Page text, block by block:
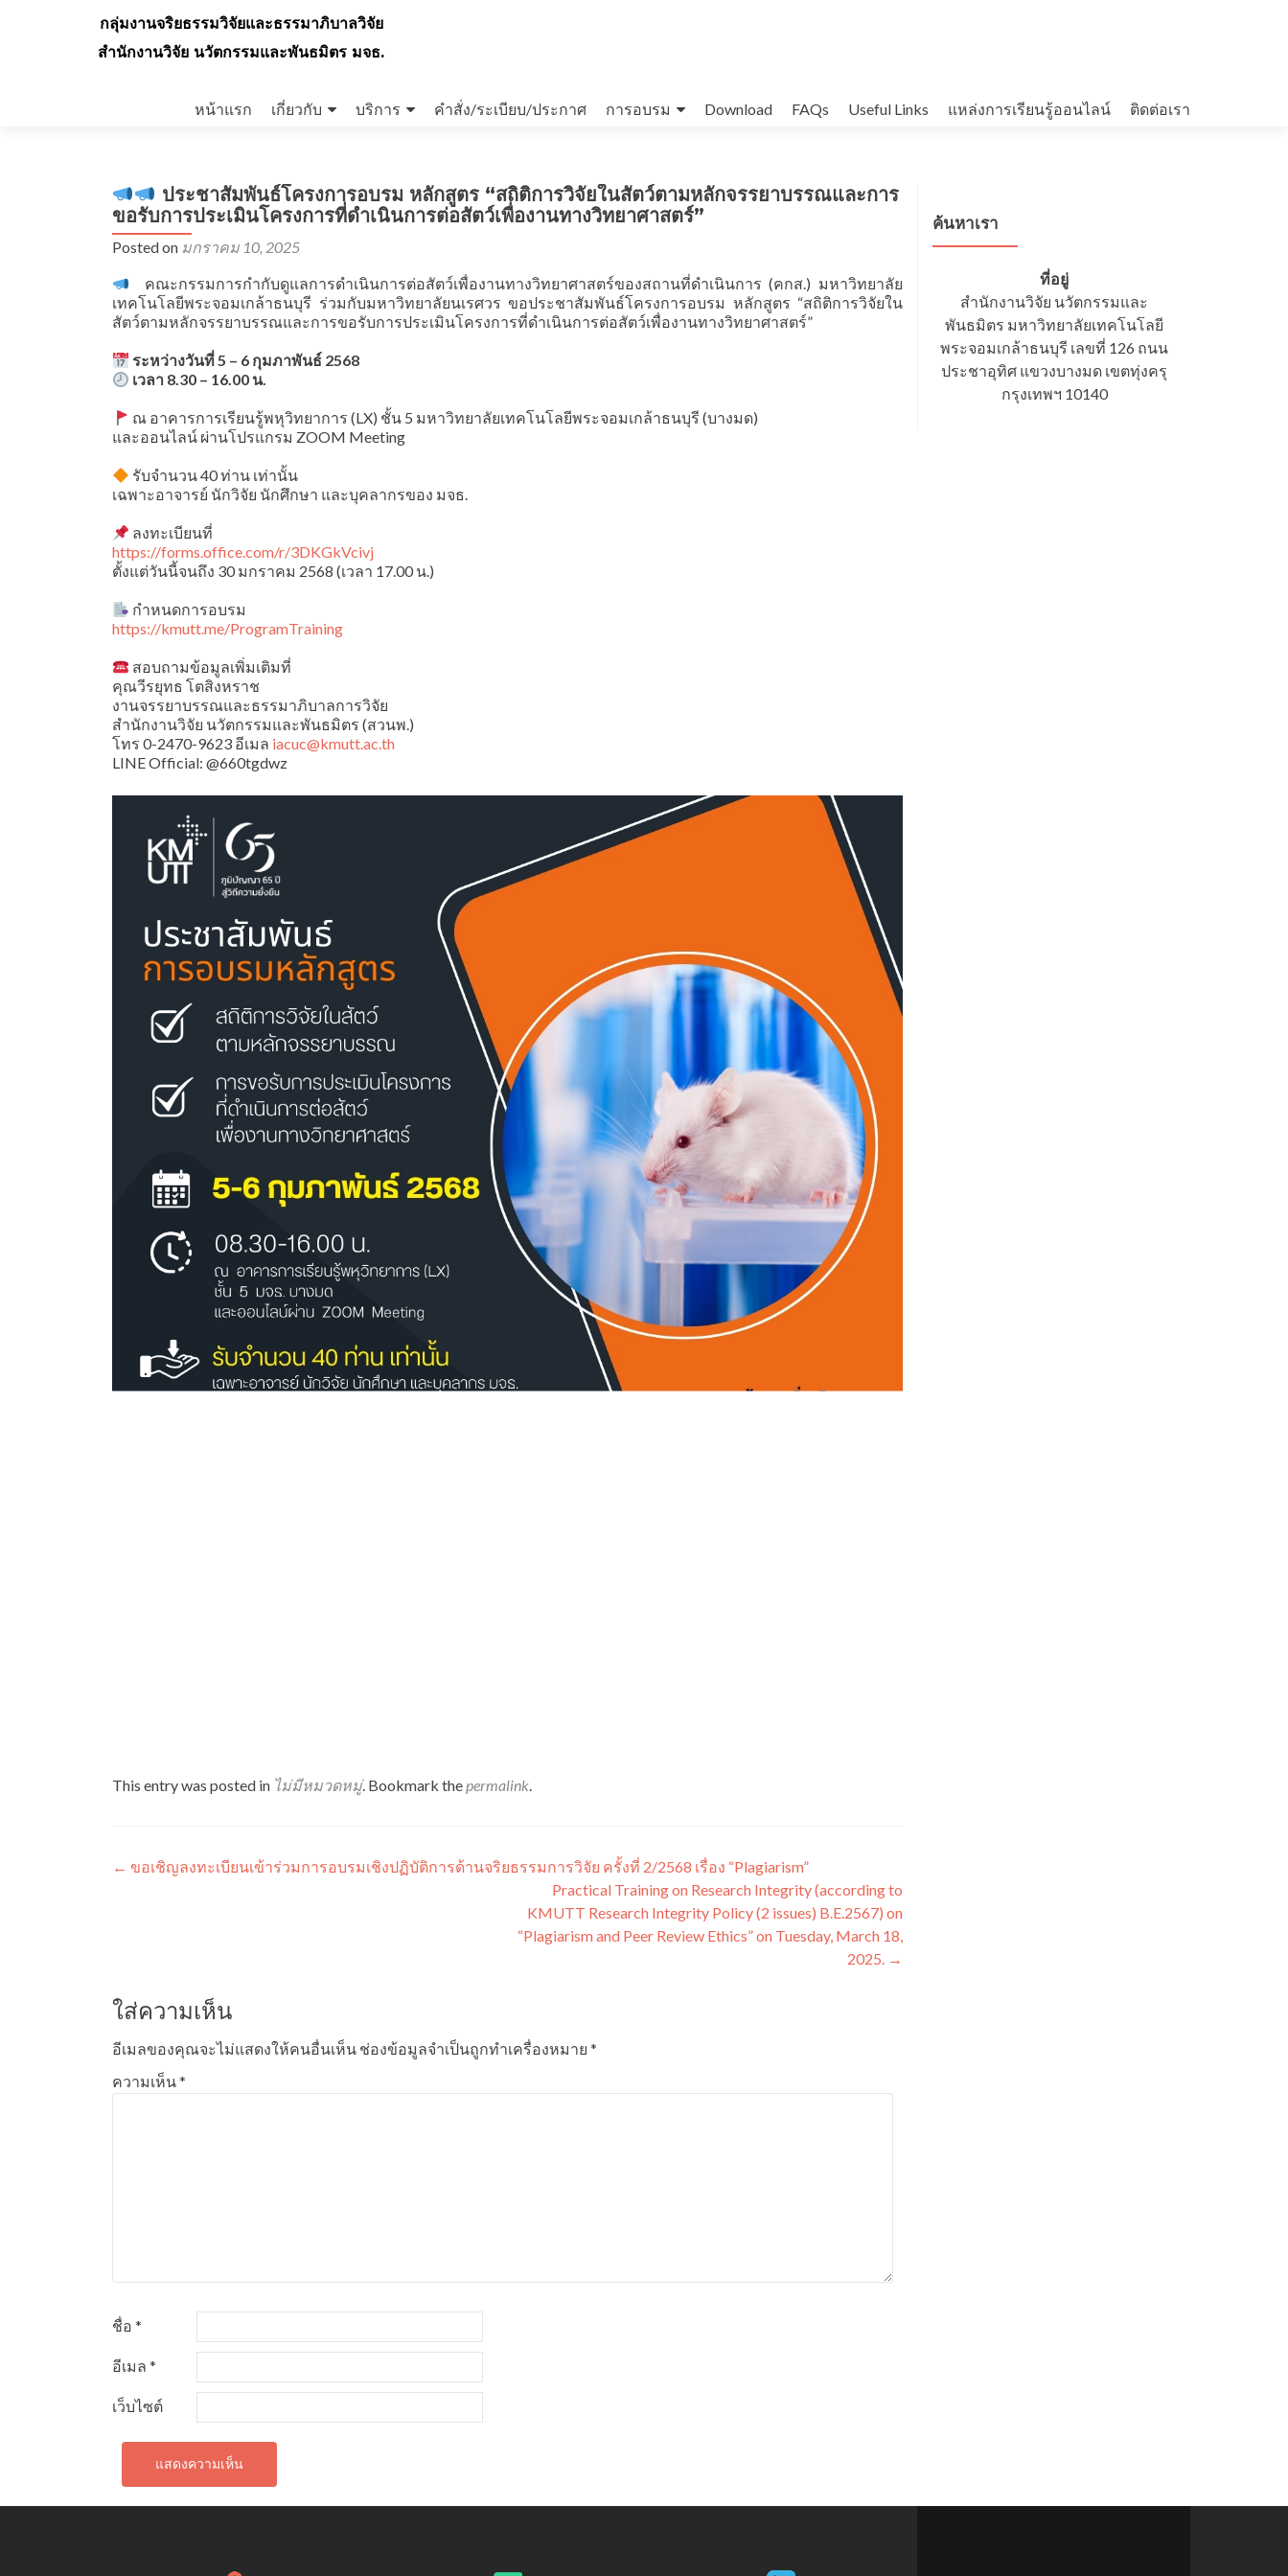
กลุ่มงานจริยธรรมวิจัยและธรรมาภิบาลวิจัย
สำนักงานวิจัย นวัตกรรมและพันธมิตร มจธ.
to
หน้าแรก เกี่ยวกับ บริการ คำสั่ง/ระเบียบ/ประกาศ การอบรม Download FAQs Useful Links แหล่งการเรียนรู้ออนไลน์ ติดต่อเรา
ประชาสัมพันธ์โครงการอบรม หลักสูตร “สถิติการวิจัยในสัตว์ตามหลักจรรยาบรรณและการ
ขอรับการประเมินโครงการที่ดำเนินการต่อสัตว์เพื่องานทางวิทยาศาสตร์”
Posted on มกราคม 10, 2025
คณะกรรมการกำกับดูแลการดำเนินการต่อสัตว์เพื่องานทางวิทยาศาสตร์ของสถานที่ดำเนินการ (คกส.) มหาวิทยาลัย
เทคโนโลยีพระจอมเกล้าธนบุรี ร่วมกับมหาวิทยาลัยนเรศวร ขอประชาสัมพันธ์โครงการอบรม หลักสูตร “สถิติการวิจัยใน
สัตว์ตามหลักจรรยาบรรณและการขอรับการประเมินโครงการที่ดำเนินการต่อสัตว์เพื่องานทางวิทยาศาสตร์”
ระหว่างวันที่ 5 – 6 กุมภาพันธ์ 2568
เวลา 8.30 – 16.00 น.
ณ อาคารการเรียนรู้พหุวิทยาการ (LX) ชั้น 5 มหาวิทยาลัยเทคโนโลยีพระจอมเกล้าธนบุรี (บางมด)
และออนไลน์ ผ่านโปรแกรม ZOOM Meeting
รับจำนวน 40 ท่าน เท่านั้น
เฉพาะอาจารย์ นักวิจัย นักศึกษา และบุคลากรของ มจธ.
ลงทะเบียนที่
https://forms.office.com/r/3DKGkVcivj
ตั้งแต่วันนี้จนถึง 30 มกราคม 2568 (เวลา 17.00 น.)
กำหนดการอบรม
https://kmutt.me/ProgramTraining
สอบถามข้อมูลเพิ่มเติมที่
คุณวีรยุทธ โตสิงหราช
งานจรรยาบรรณและธรรมาภิบาลการวิจัย
สำนักงานวิจัย นวัตกรรมและพันธมิตร (สวนพ.)
โทร 0-2470-9623 อีเมล iacuc@kmutt.ac.th
LINE Official: @660tgdwz
This entry was posted in ไม่มีหมวดหมู่. Bookmark thepermalink.
แนะแนว
← ขอเชิญลงทะเบียนเข้าร่วมการอบรมเชิงปฏิบัติการด้านจริยธรรมการวิจัย ครั้งที่ 2/2568 เรื่อง “Plagiarism”
Practical Training on Research Integrity (according to
KMUTT Research Integrity Policy (2 issues) B.E.2567) on
“Plagiarism and Peer Review Ethics” on Tuesday, March 18,
2025. →
ใส่ความเห็น
อีเมลของคุณจะไม่แสดงให้คนอื่นเห็น ช่องข้อมูลจำเป็นถูกทำเครื่องหมาย *
ความเห็น*
ชื่อ *
อีเมล *
เว็บไซต์
ค้นหาเรา
ที่อยู่
สำนักงานวิจัย นวัตกรรมและ
พันธมิตร มหาวิทยาลัยเทคโนโลยี
พระจอมเกล้าธนบุรี เลขที่ 126 ถนน
ประชาอุทิศ แขวงบางมด เขตทุ่งครุ
กรุงเทพฯ 10140